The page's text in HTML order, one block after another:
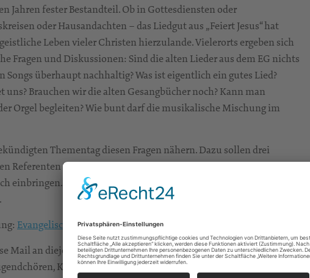
Jahren fester Bestandteil. Ob in Gottesdiensten oder
oder Hausandachten – das Liedgut aus „Feiert Jesus“ hat
Leben vieler Christen hierzulande. Vielerorts ergeben sich
Fragen und Diskussionen: Sind die alten Lieder aus dem EG nichts
Songs überhaupt nachhaltig? Was ist eigentlich ein gutes Lied?
uns? Brauchen wir die alten Gesangbücher noch? Kann man
Orgel begleiten? Wie bunt darf die musikalische Mischung im
Thementag diesen Fragen nähern. Dazu sollen drei
Referenten Denkanstöße geben, um in Kleingruppen darüber zu
einbringen. Jeder soll gehört werden. Im Austausch wollen wir
Evangelisches Landesjugendpfarramt Sachsen LJP (evjusa.de)
Mail an diejenigen weiterzuleiten, die für das Thema brennen:
Kirchenmusiker, Gottesdienst-Verantwortliche.